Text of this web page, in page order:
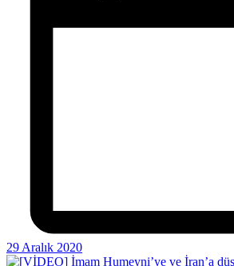
29 Aralık 2020